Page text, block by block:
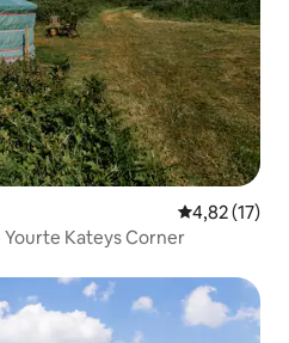
Évaluation
4,82 (17)
Kateys Corner